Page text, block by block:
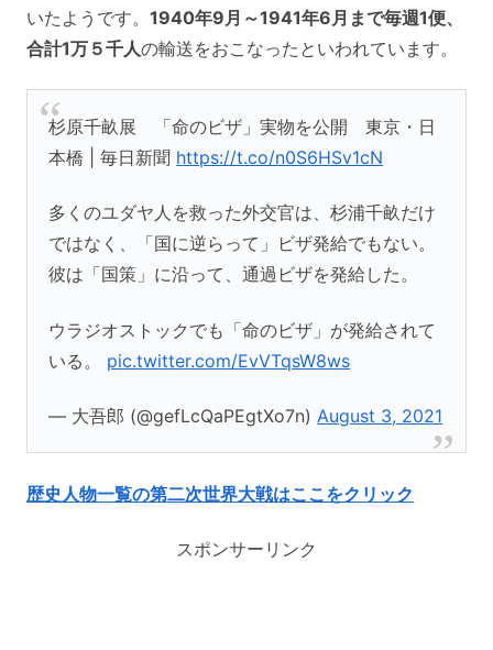
いたようです。 1940年9月～1941年6月まで毎週1便、
合計1万５千人の輸送をおこなったといわれています。
杉原千畝展 「命のビザ」実物を公開 東京・日
本橋 | 毎日新聞 https://t.co/n0S6HSv1cN
多くのユダヤ人を救った外交官は、杉浦千畝だけ
ではなく、「国に逆らって」ビザ発給でもない。
彼は「国策」に沿って、通過ビザを発給した。
ウラジオストックでも「命のビザ」が発給されて
いる。 pic.twitter.com/EvVTqsW8ws
— 大吾郎 (@gefLcQaPEgtXo7n) August 3, 2021
歴史人物一覧の第二次世界大戦はここをクリック
スポンサーリンク